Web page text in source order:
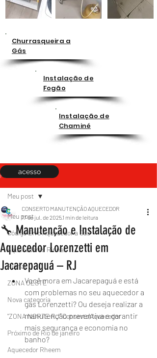
Churrasqueira a
Gás
Instalação de
Fogão
Instalação de
Chaminé
Post
Meu post
Código Erro Aquecedor a Gás
Aquecedores Rinnai
Rinnai
ZONA OESTE
Nova categoria
"ZONA NORTE RJ" Conserto|Aquecedor
Próximo de Rio de janeiro
Aquecedor Rheem
Meu post
🔧 Manutenção e Instalação de
Aquecedor Lorenzetti em
Jacarepaguá – RJ
CONSERTO MANUTENÇÃO AQUECEDOR
17 de jul. de 20251 min de leitura
Você mora em Jacarepaguá e está
com problemas no seu aquecedor a
gás Lorenzetti? Ou deseja realizar a
manutenção preventiva e garantir
mais segurança e economia no
banho?
acesso